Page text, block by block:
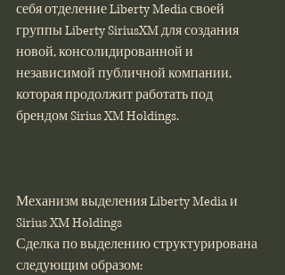
себя отделение Liberty Media своей
группы Liberty SiriusXM для создания
новой, консолидированной и
независимой публичной компании,
которая продолжит работать под
брендом Sirius XM Holdings.
Механизм выделения Liberty Media и
Sirius XM Holdings
Сделка по выделению структурирована
следующим образом: